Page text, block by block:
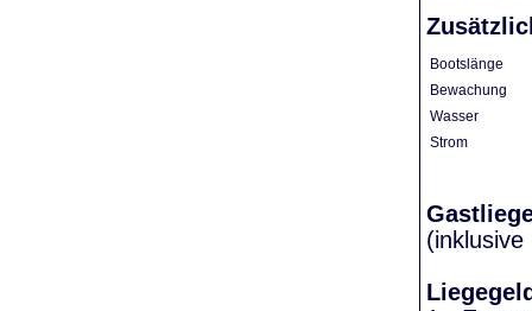
Bootslänge
Bewachung
Wasser
Strom